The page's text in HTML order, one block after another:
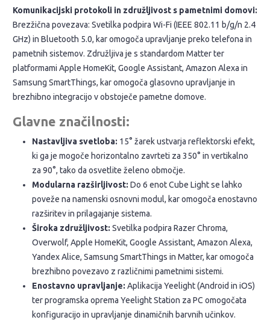
Komunikacijski protokoli in združljivost s pametnimi domovi:
Brezžična povezava: Svetilka podpira Wi-Fi (IEEE 802.11 b/g/n 2.4
GHz) in Bluetooth 5.0, kar omogoča upravljanje preko telefona in
pametnih sistemov. Združljiva je s standardom Matter ter
platformami Apple HomeKit, Google Assistant, Amazon Alexa in
Samsung SmartThings, kar omogoča glasovno upravljanje in
brezhibno integracijo v obstoječe pametne domove.
Glavne značilnosti:
Nastavljiva svetloba: 15° žarek ustvarja reflektorski efekt,
ki ga je mogoče horizontalno zavrteti za 350° in vertikalno
za 90°, tako da osvetlite želeno območje.
Modularna razširljivost: Do 6 enot Cube Light se lahko
poveže na namenski osnovni modul, kar omogoča enostavno
razširitev in prilagajanje sistema.
Široka združljivost: Svetilka podpira Razer Chroma,
Overwolf, Apple HomeKit, Google Assistant, Amazon Alexa,
Yandex Alice, Samsung SmartThings in Matter, kar omogoča
brezhibno povezavo z različnimi pametnimi sistemi.
Enostavno upravljanje: Aplikacija Yeelight (Android in iOS)
ter programska oprema Yeelight Station za PC omogočata
konfiguracijo in upravljanje dinamičnih barvnih učinkov.